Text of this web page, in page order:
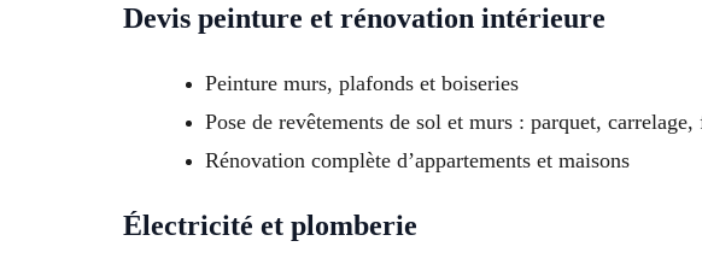
Devis peinture et rénovation intérieure
Peinture murs, plafonds et boiseries
Pose de revêtements de sol et murs : parquet, carrelage,
Rénovation complète d’appartements et maisons
Électricité et plomberie